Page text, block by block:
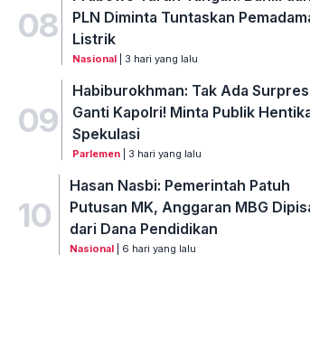
08
PLN Diminta Tuntaskan
Listrik
Nasional | 3 hari yang lalu
09
Habiburokhman: Tak Ada Surpres
Ganti Kapolri! Minta Publik
Spekulasi
Parlemen | 3 hari yang lalu
10
Hasan Nasbi: Pemerintah Patuh
Putusan MK, Anggaran MBG
dari Dana Pendidikan
Nasional | 6 hari yang lalu